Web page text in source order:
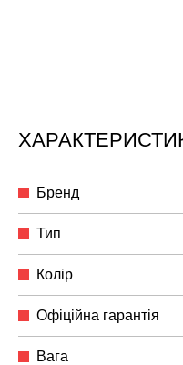
Бренд
Тип
Колір
Офіційна гарантія
Вага